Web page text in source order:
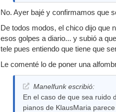
No. Ayer bajé y confirmamos que
De todos modos, el chico dijo que
esos golpes a diario... y subió a
tele pues entiendo que tiene que
Le comenté lo de poner una
Manelfunk escribió:
En el caso de que sea ruido
pianos de KlausMaria